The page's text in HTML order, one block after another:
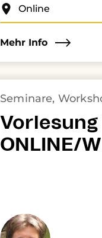
Online
Mehr Info
Seminare,
Vorlesung
ONLINE/